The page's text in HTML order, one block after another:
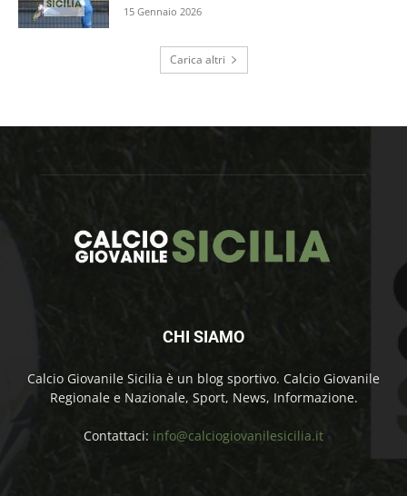
15 Gennaio 2026
Carica altri
CHI SIAMO
Calcio Giovanile Sicilia è un blog sportivo. Calcio Giovanile
Regionale e Nazionale, Sport, News, Informazione.
Contattaci: info@calciogiovanilesicilia.it